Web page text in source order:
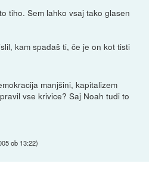
tiho. Sem lahko vsaj tako glasen
kam spadaš ti, če je on kot tisti
manjšini, kapitalizem
vse krivice? Saj Noah tudi to
ob 13:22)